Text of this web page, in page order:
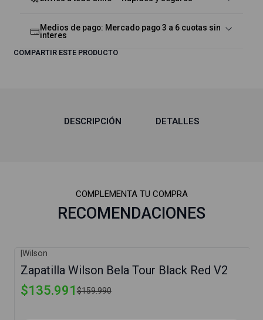
Medios de pago: Mercado pago 3 a 6 cuotas sin
interes
COMPARTIR ESTE PRODUCTO
DESCRIPCIÓN DETALLES
COMPLEMENTA TU COMPRA
RECOMENDACIONES
|Wilson
Zapatilla Wilson Bela Tour Black Red V2
$135.991$159.990